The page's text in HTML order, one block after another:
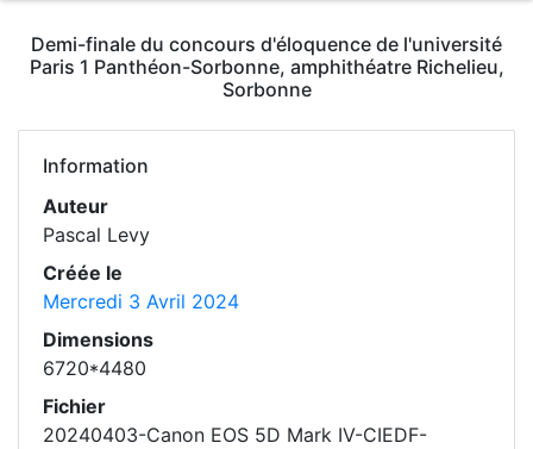
Demi-finale du concours d'éloquence de l'université
Paris 1 Panthéon-Sorbonne, amphithéatre Richelieu,
Sorbonne
Information
Auteur
Pascal Levy
Créée le
Mercredi 3 Avril 2024
Dimensions
6720*4480
Fichier
20240403-Canon EOS 5D Mark IV-CIEDF-